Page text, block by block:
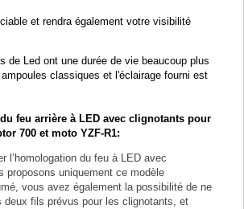
et rendra également votre visibilité
de Led ont une durée de vie beaucoup plus
classiques et l'éclairage fourni est
feu arrière à LED avec clignotants pour
700 et moto YZF-R1:
l’homologation du feu à LED avec
proposons uniquement ce modèle
vous avez également la possibilité de ne
deux fils prévus pour les clignotants, et